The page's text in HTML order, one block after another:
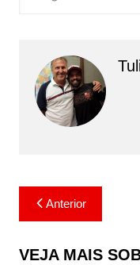
Navegação
de
Post
Anterior
VEJA MAIS